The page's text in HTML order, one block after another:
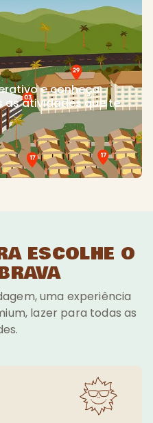
e conheça
as atividades que te
ESCOLHE O
uma experiência
lazer para todas as